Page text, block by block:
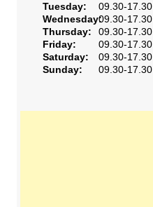
Tuesday:
09.30-17.30
Wednesday:09.30-17.30
Thursday:
09.30-17.30
Friday:
09.30-17.30
Saturday:
09.30-17.30
Sunday:
09.30-17.30